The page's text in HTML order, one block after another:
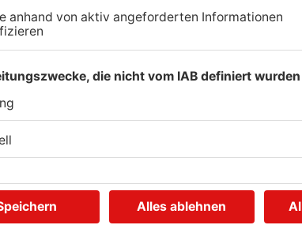
Wegen Trockenheit: Neue
Regeln auf A'burger
Friedhöfen